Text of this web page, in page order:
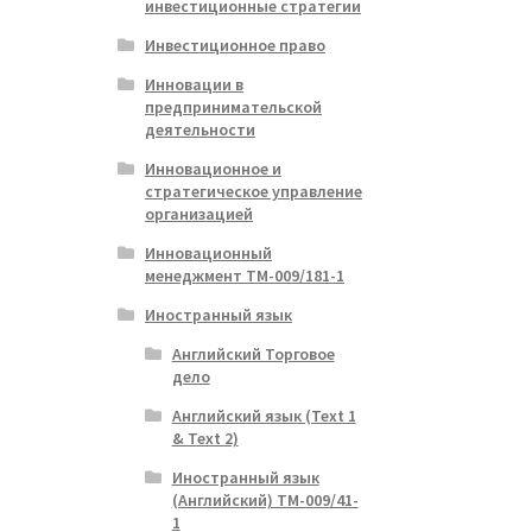
инвестиционные стратегии
Инвестиционное право
Инновации в
предпринимательской
деятельности
Инновационное и
стратегическое управление
организацией
Инновационный
менеджмент ТМ-009/181-1
Иностранный язык
Английский Торговое
дело
Английский язык (Text 1
& Text 2)
Иностранный язык
(Английский) ТМ-009/41-
1